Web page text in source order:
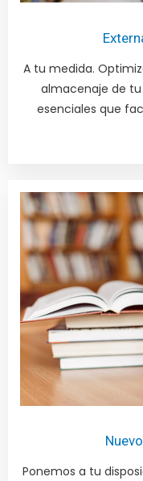
A tu medida.
almacenaje de
esenciales que
Ponemos a tu